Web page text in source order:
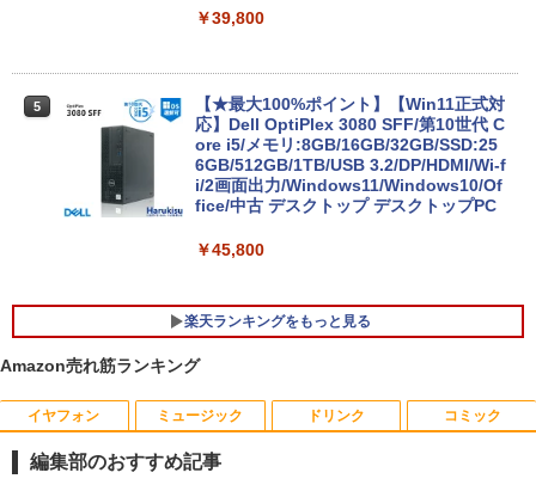
｜Core i5 第8世代｜メモリ8GB SSD256
パソコンWindows11 第8世代｜パソコン
￥29,800
￥39,800
5
【★最大100%ポイント】【Win11正式対
応】Dell OptiPlex 3080 SFF/第10世代 C
ore i5/メモリ:8GB/16GB/32GB/SSD:25
6GB/512GB/1TB/USB 3.2/DP/HDMI/Wi-f
i/2画面出力/Windows11/Windows10/Of
fice/中古 デスクトップ デスクトップPC
￥45,800
楽天ランキングをもっと見る
1
★PHILIPS / フィリップス 16:9 フルHD
VA ディスプレイ 液晶モニター 221S9A/1
1 [21.5インチ ブラック]【PCモニター・
1
ゼンリン住宅地図 B4判 東京都 東京都港
区 発行年月202604 13103011I
Amazon売れ筋ランキング
イヤフォン ミュージック ドリンク コミック
編集部のおすすめ記事